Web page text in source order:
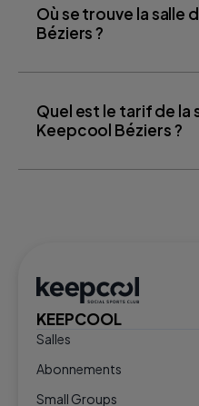
Où se trouve la salle
Béziers ?
Quel est le tarif de la
Keepcool Béziers ?
KEEPCOOL
Salles
Abonnements
Small Groups